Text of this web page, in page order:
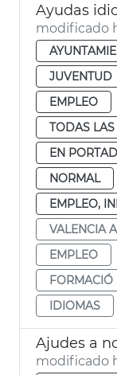
Ayudas
modificado
JUVENTUD
EMPLEO
TODAS
EN
NORMAL
EMPLEO,
VALENCIA
EMPLEO
FORMACIÓ
IDIOMAS
modificado